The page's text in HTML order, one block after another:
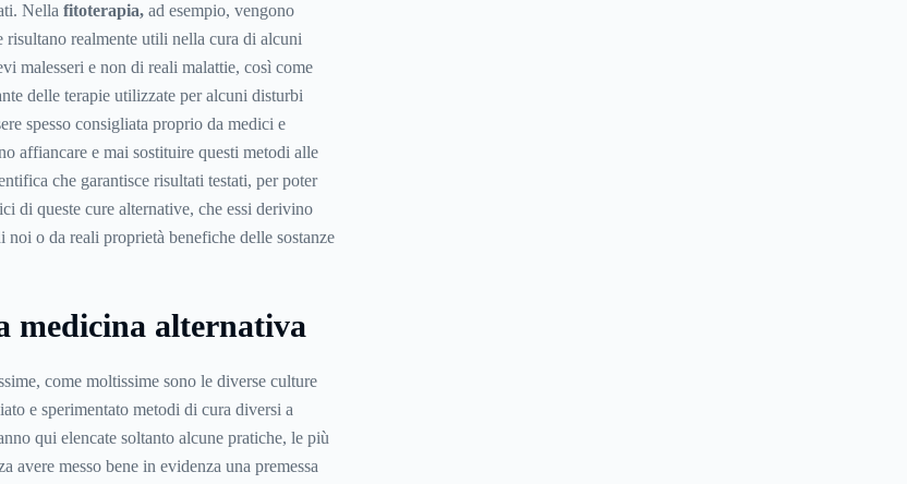
Nella fitoterapia,ad esempio, vengono
realmente utili nella cura di alcuni
malesseri e non di reali malattie, così come
delle terapie utilizzate per alcuni disturbi
spesso consigliata proprio da medici e
affiancare e mai sostituire questi metodi alle
che garantisce risultati testati, per poter
di queste cure alternative, che essi derivino
noi o da reali proprietà benefiche delle sostanze
medicina alternativa
come moltissime sono le diverse culture
e sperimentato metodi di cura diversi a
qui elencate soltanto alcune pratiche, le più
avere messo bene in evidenza una premessa